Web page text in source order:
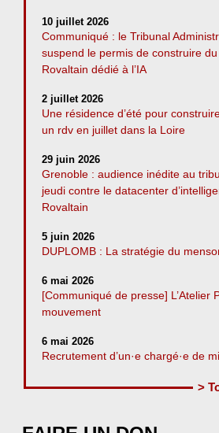
10 juillet 2026
Communiqué : le Tribunal
suspend le permis de construire
Rovaltain dédié à l’IA
2 juillet 2026
Une résidence d’été pour
un rdv en juillet dans la Loire
29 juin 2026
Grenoble : audience inédite au
jeudi contre le datacenter
Rovaltain
5 juin 2026
DUPLOMB : La stratégie du
6 mai 2026
[Communiqué de presse] L’Atelier
mouvement
6 mai 2026
Recrutement d’un·e chargé·e de
>